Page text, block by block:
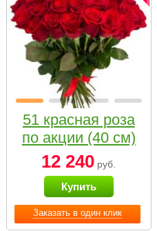
Заказать в один клик
51 красная роза
по акции (40 см)
12 240 руб.
Купить